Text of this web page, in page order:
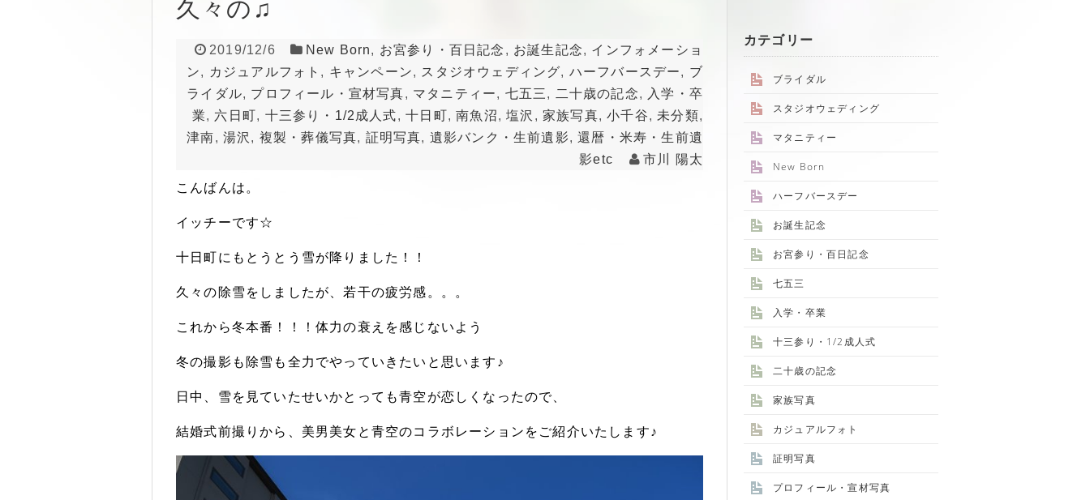
久々の♫
2019/12/6 New Born, お宮参り・百日記念 , お誕生記念, インフォメーショ
ン, カジュアルフォト , キャンペーン, スタジオウェディング, ハーフバースデー, ブ
ライダル, プロフィール・宣材写真, マタニティー, 七五三, 二十歳の記念, 入学・卒
業, 六日町, 十三参り・1/2成人式,十日町,南魚沼,塩沢 , 家族写真,小千谷, 未分類,
津南, 湯沢 , 複製・葬儀写真, 証明写真, 遺影バンク・生前遺影,還暦・米寿・生前遺
影etc
市川 陽太
こんばんは。
イッチーです☆
十日町にもとうとう雪が降りました！！
久々の除雪をしましたが、若干の疲労感。。。
これから冬本番！！！体力の衰えを感じないよう
冬の撮影も除雪も全力でやっていきたいと思います♪
日中、雪を見ていたせいかとっても青空が恋しくなったので、
結婚式前撮りから、美男美女と青空のコラボレーションをご紹介いたします♪
カテゴリー
ブライダル
スタジオウェディング
マタニティー
New Born
ハーフバースデー
お誕生記念
お宮参り・百日記念
七五三
入学・卒業
十三参り・1/2成人式
二十歳の記念
家族写真
カジュアルフォト
証明写真
プロフィール・宣材写真